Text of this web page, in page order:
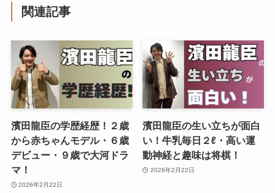
関連記事
濱田龍臣の学歴経歴！２歳
から赤ちゃんモデル・６歳
デビュー・９歳で大河ドラ
マ！
2026年2月22日
濱田龍臣の生い立ちが面白
い！牛乳毎日２ℓ・高い運
動神経と趣味は将棋！
2026年2月22日